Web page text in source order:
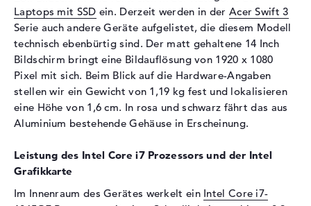
Besonderheiten
Display, matt, LED-
Hintergrundbeleuchtung, IPS
Panel
Audio
Soundkarte
Acer TrueHarmony
Technologie
Mikrofon
vorhanden
Webcam
Sensorauflösung
Eingabegeräte
Laptops mit SSD ein. Derzeit werden in der Acer Swift 3
Serie auch andere Geräte aufgelistet, die diesem Modell
technisch ebenbürtig sind. Der matt gehaltene 14 Inch
Bildschirm bringt eine Bildauflösung von 1920 x 1080
Pixel mit sich. Beim Blick auf die Hardware-Angaben
stellen wir ein Gewicht von 1,19 kg fest und lokalisieren
eine Höhe von 1,6 cm. In rosa und schwarz fährt das aus
Aluminium bestehende Gehäuse in Erscheinung.
Leistung des Intel Core i7 Prozessors und der Intel
Grafikkarte
Im Innenraum des Gerätes werkelt ein Intel Core i7-